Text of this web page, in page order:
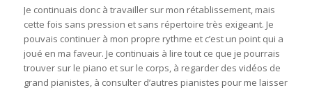
Je continuais donc à travailler sur mon rétablissement, mais
cette fois sans pression et sans répertoire très exigeant. Je
pouvais continuer à mon propre rythme et c’est un point qui a
joué en ma faveur. Je continuais à lire tout ce que je pourrais
trouver sur le piano et sur le corps, à regarder des vidéos de
grand pianistes, à consulter d’autres pianistes pour me laisser